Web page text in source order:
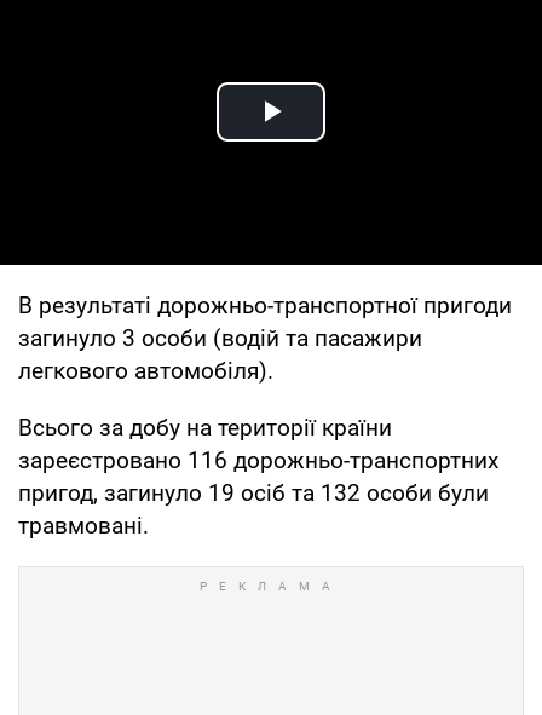
Play Video
В результаті дорожньо-транспортної пригоди
загинуло 3 особи (водій та пасажири
легкового автомобіля).
Всього за добу на території країни
зареєстровано 116 дорожньо-транспортних
пригод, загинуло 19 осіб та 132 особи були
травмовані.